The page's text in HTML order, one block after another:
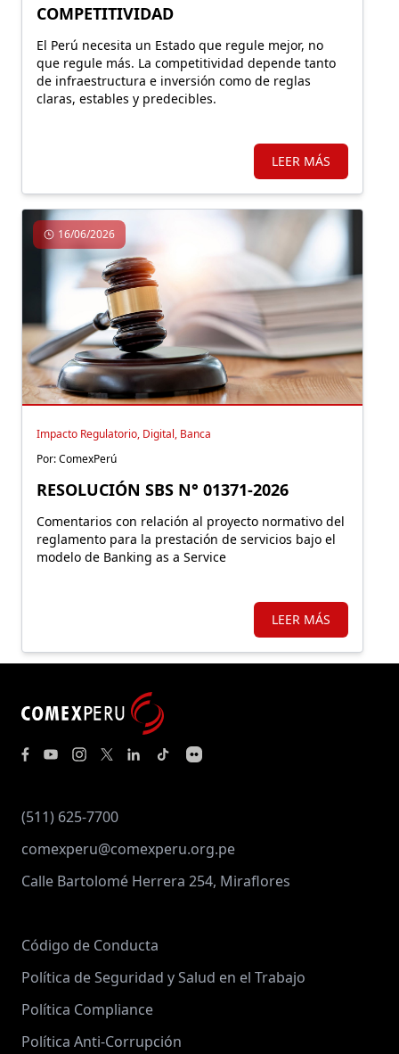
COMPETITIVIDAD
El Perú necesita un Estado que regule mejor, no
que regule más. La competitividad depende tanto
de infraestructura e inversión como de reglas
claras, estables y predecibles.
LEER MÁS
16/06/2026
Impacto Regulatorio, Digital, Banca
Por: ComexPerú
RESOLUCIÓN SBS N° 01371-2026
Comentarios con relación al proyecto normativo del
reglamento para la prestación de servicios bajo el
modelo de Banking as a Service
LEER MÁS
(511) 625-7700
comexperu@comexperu.org.pe
Calle Bartolomé Herrera 254, Miraflores
Código de Conducta
Política de Seguridad y Salud en el Trabajo
Política Compliance
Política Anti-Corrupción